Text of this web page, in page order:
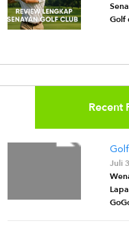
Golf
Recent
Juli